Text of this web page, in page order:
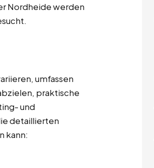
Nordheide werden
umfassen
praktische
und
detaillierten
kann: